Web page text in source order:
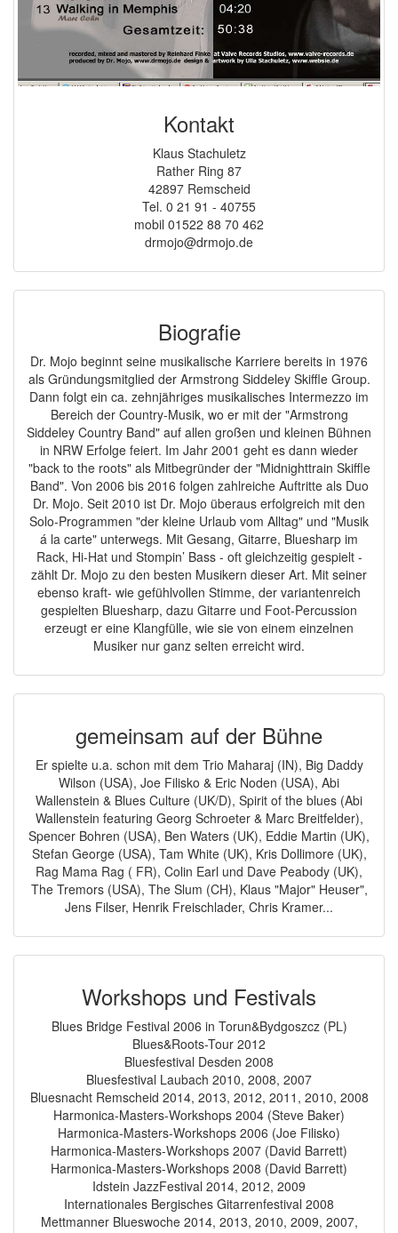
Kontakt
Klaus Stachuletz
Rather Ring 87
42897 Remscheid
Tel. 0 21 91 - 40755
mobil 01522 88 70 462
drmojo@drmojo.de
Biografie
Dr. Mojo beginnt seine musikalische Karriere bereits in 1976
als Gründungsmitglied der Armstrong Siddeley Skiffle Group.
Dann folgt ein ca. zehnjähriges musikalisches Intermezzo im
Bereich der Country-Musik, wo er mit der "Armstrong
Siddeley Country Band" auf allen großen und kleinen Bühnen
in NRW Erfolge feiert. Im Jahr 2001 geht es dann wieder
"back to the roots" als Mitbegründer der "Midnighttrain Skiffle
Band". Von 2006 bis 2016 folgen zahlreiche Auftritte als Duo
Dr. Mojo. Seit 2010 ist Dr. Mojo überaus erfolgreich mit den
Solo-Programmen "der kleine Urlaub vom Alltag" und "Musik
á la carte" unterwegs. Mit Gesang, Gitarre, Bluesharp im
Rack, Hi-Hat und Stompin’ Bass - oft gleichzeitig gespielt -
zählt Dr. Mojo zu den besten Musikern dieser Art. Mit seiner
ebenso kraft- wie gefühlvollen Stimme, der variantenreich
gespielten Bluesharp, dazu Gitarre und Foot-Percussion
erzeugt er eine Klangfülle, wie sie von einem einzelnen
Musiker nur ganz selten erreicht wird.
gemeinsam auf der Bühne
Er spielte u.a. schon mit dem Trio Maharaj (IN), Big Daddy
Wilson (USA), Joe Filisko & Eric Noden (USA), Abi
Wallenstein & Blues Culture (UK/D), Spirit of the blues (Abi
Wallenstein featuring Georg Schroeter & Marc Breitfelder),
Spencer Bohren (USA), Ben Waters (UK), Eddie Martin (UK),
Stefan George (USA), Tam White (UK), Kris Dollimore (UK),
Rag Mama Rag ( FR), Colin Earl und Dave Peabody (UK),
The Tremors (USA), The Slum (CH), Klaus "Major" Heuser",
Jens Filser, Henrik Freischlader, Chris Kramer...
Workshops und Festivals
Blues Bridge Festival 2006 in Torun&Bydgoszcz (PL)
Blues&Roots-Tour 2012
Bluesfestival Desden 2008
Bluesfestival Laubach 2010, 2008, 2007
Bluesnacht Remscheid 2014, 2013, 2012, 2011, 2010, 2008
Harmonica-Masters-Workshops 2004 (Steve Baker)
Harmonica-Masters-Workshops 2006 (Joe Filisko)
Harmonica-Masters-Workshops 2007 (David Barrett)
Harmonica-Masters-Workshops 2008 (David Barrett)
Idstein JazzFestival 2014, 2012, 2009
Internationales Bergisches Gitarrenfestival 2008
Mettmanner Blueswoche 2014, 2013, 2010, 2009, 2007,